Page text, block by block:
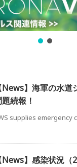
【News】海軍の水
続報！
supplies emergency
【News】感染状況（